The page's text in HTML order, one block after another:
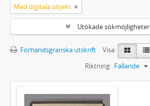
Med digitala objekt
Utökade sökmöjligheter
Förhandsgranska utskrift
Visa:
Riktning: Fallande